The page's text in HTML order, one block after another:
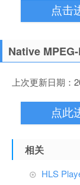
点击
Native
上次更新日期：
点此
相关
HLS